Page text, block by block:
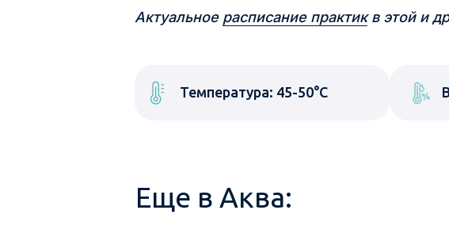
Температура: 45-50°С
Актуальное расписание практикв этой и
Еще в Аква: